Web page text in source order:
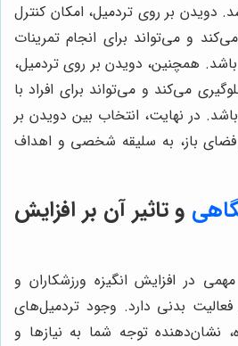
دویدن بر روی تردمیل، امکان کنترل
و می‌تواند برای انجام تمرینات
همچنین، دویدن بر روی تردمیل،
می‌کند و می‌تواند برای افراد با
در نهایت، انتخاب بین دویدن بر
باز، به سلیقه شخصی و اهداف
و تاثیر آن بر افزایش
در افزایش انگیزه ورزشکاران و
بدنی دارد. وجود تردمیل‌های
نشان‌دهنده توجه شما به نیازها و